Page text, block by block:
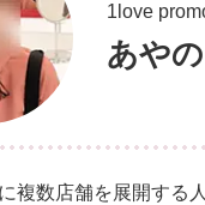
1love
あや
複数店舗を展開する